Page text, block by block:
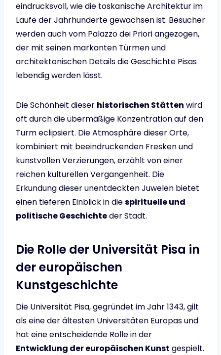
eindrucksvoll, wie die toskanische Architektur im
Laufe der Jahrhunderte gewachsen ist. Besucher
werden auch vom Palazzo dei Priori angezogen,
der mit seinen markanten Türmen und
architektonischen Details die Geschichte Pisas
lebendig werden lässt.
Die Schönheit dieser historischen Stätten wird
oft durch die übermäßige Konzentration auf den
Turm eclipsiert. Die Atmosphäre dieser Orte,
kombiniert mit beeindruckenden Fresken und
kunstvollen Verzierungen, erzählt von einer
reichen kulturellen Vergangenheit. Die
Erkundung dieser unentdeckten Juwelen bietet
einen tieferen Einblick in diespirituelle und
politische Geschichteder Stadt.
Die Rolle der Universität Pisa in
der europäischen
Kunstgeschichte
Die Universität Pisa, gegründet im Jahr 1343, gilt
als eine der ältesten Universitäten Europas und
hat eine entscheidende Rolle in der
Entwicklung der europäischen Kunst gespielt.